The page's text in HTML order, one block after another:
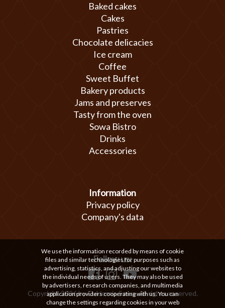
Baked cakes
Cakes
Pastries
Chocolate delicacies
Ice cream
Coffee
Sweet Buffet
Bakery products
Jams and preserves
Tasty from the oven
Sowa Bistro
Drinks
Accessories
Information
Privacy policy
Company's data
Follow us:
Copyright 2026 by Cukiernia Sowa. All rights reserved.
We use the information recorded by means of cookie
files and similar technologies for purposes such as
advertising, statistics, and adjusting our websites to
the individual needs of users. They may also be used
by advertisers, research companies, and multimedia
application providers cooperating with us. You can
change the settings regarding cookies in your web